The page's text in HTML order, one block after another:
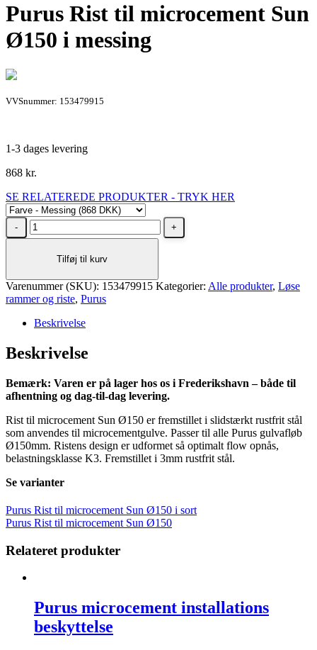
Purus Rist til microcement Sun
Ø150 i messing
VVSnummer: 153479915
1-3 dages levering
868 kr.
SE RELATEREDE PRODUKTER - TRYK HER
Purus
Rist
microcement
Ø150
i
antal
Tilføj til kurv
Varenummer (SKU): 153479915 Kategorier: Alle produkter, Løse
rammer og riste, Purus
Beskrivelse
Beskrivelse
Bemærk: Varen er på lager hos os i Frederikshavn – både til
afhentning og dag-til-dag levering.
Rist til microcement Sun Ø150 er fremstillet i slidstærkt rustfrit stål
som anvendes til microcementgulve. Passer til alle Purus gulvafløb
Ø150mm. Ristens design er udformet så optimalt flow opnås,
belastningsklasse K3. Fremstillet i 3mm rustfrit stål.
Se varianter
Purus Rist til microcement Sun Ø150 i sort
Purus Rist til microcement Sun Ø150
Relateret produkter
Purus microcement installations
beskyttelse